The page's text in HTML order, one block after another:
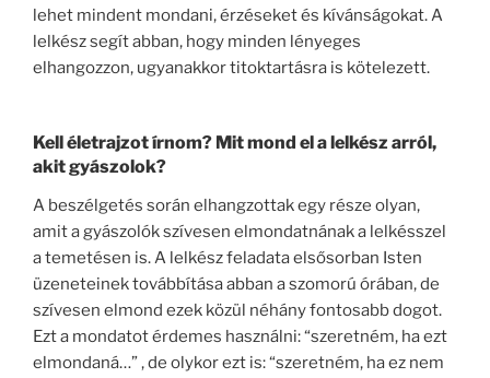
lehet mindent mondani, érzéseket és kívánságokat. A
lelkész segít abban, hogy minden lényeges
elhangozzon, ugyanakkor titoktartásra is kötelezett.
Kell életrajzot írnom? Mit mond el a lelkész arról,
akit gyászolok?
A beszélgetés során elhangzottak egy része olyan,
amit a gyászolók szívesen elmondatnának a lelkésszel
a temetésen is. A lelkész feladata elsősorban Isten
üzeneteinek továbbítása abban a szomorú órában, de
szívesen elmond ezek közül néhány fontosabb dogot.
Ezt a mondatot érdemes használni: “szeretném, ha ezt
elmondaná…” , de olykor ezt is: “szeretném, ha ez nem